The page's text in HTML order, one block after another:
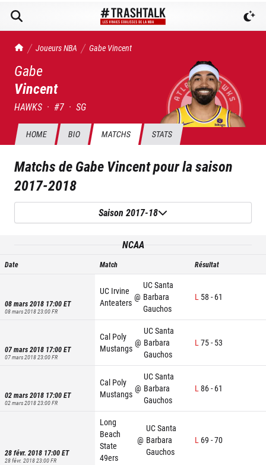
TrashTalk Actu NBA
Joueurs NBA Gabe Vincent
Gabe
Vincent
HAWKS · #7 · SG
HOME BIO MATCHS STATS
Matchs deGabe Vincentpour la saison
2017-2018
Saison 2017-18
NCAA
Date Match Résultat
08 mars 2018 17:00ET
08 mars 2018 23:00FR
UC Irvine
Anteaters
@
UC Santa
Barbara
Gauchos
L 58 - 61
07 mars 2018 17:00ET
07 mars 2018 23:00FR
Cal Poly
Mustangs
@
UC Santa
Barbara
Gauchos
L75- 53
02 mars 2018 17:00ET
02 mars 2018 23:00FR
Cal Poly
Mustangs
@
UC Santa
Barbara
Gauchos
L86- 61
28 févr. 2018 17:00ET
28 févr. 2018 23:00FR
Long
Beach
State
49ers
@
UC Santa
Barbara
Gauchos
L 69 -70